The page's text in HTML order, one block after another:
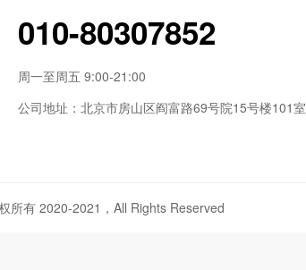
010-80307852
周一至周五 9:00-21:00
公司地址：北京市房山区阎富路69号院15号楼101室
所有 2020-2021，All Rights Reserved